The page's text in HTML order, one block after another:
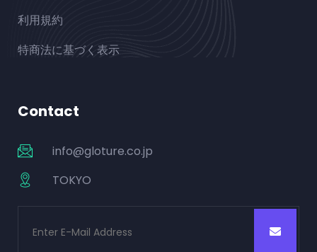
利用規約
特商法に基づく表示
Contact
info@gloture.co.jp
TOKYO